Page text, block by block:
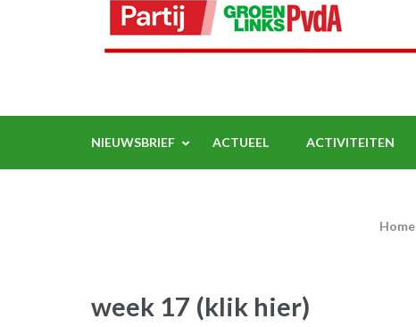
NIEUWSBRIEF ACTUEEL ACTIVITEITEN
Home
week 17 (klik hier)